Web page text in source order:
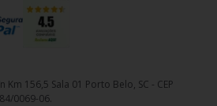
156,5 Sala 01 Porto Belo, SC - CEP
0069-06.